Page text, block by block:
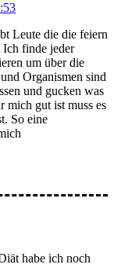
Leute die die feiern
Ich finde jeder
um über die
Organismen sind
und gucken was
mich gut ist muss es
So eine
habe ich noch